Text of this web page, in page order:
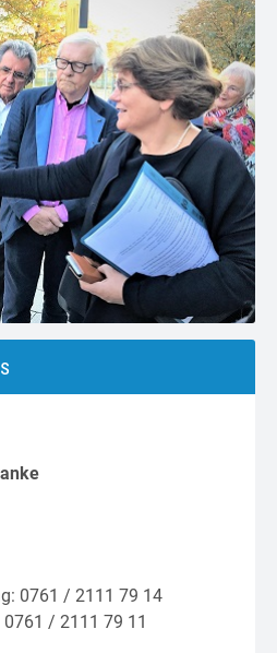
on value of type bool in
website/doms/www.helfen-
oxygen/component-
classes/code-
code
0761 / 2111 79 14
0761 / 2111 79 11